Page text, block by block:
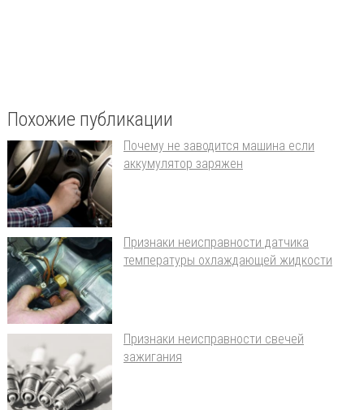
Похожие публикации
Почему не заводится машина если
аккумулятор заряжен
Признаки неисправности датчика
температуры охлаждающей жидкости
Признаки неисправности свечей
зажигания